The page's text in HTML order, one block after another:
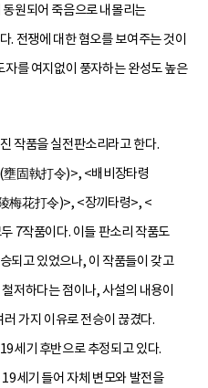
원되어 죽음으로 내몰리는
. 전쟁에 대한 혐오를 보여주는 것이
를 여지없이 풍자하는 완성도 높은
작품을 실전판소리라고 한다.
(壅固執打令)>, <배비장타령
梅花打令)>, <장끼타령>, <
7작품이다. 이들 판소리 작품도
되고 있었으나, 이 작품들이 갖고
저하다는 점이나, 사설의 내용이
가지 이유로 전승이 끊겼다.
세기 후반으로 추정되고 있다.
세기 들어 자체 변모와 발전을